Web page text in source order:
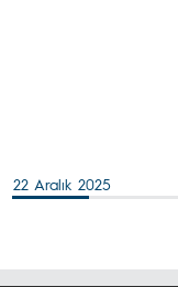
22 Aralık 2025